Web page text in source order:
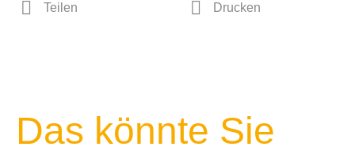
Teilen Drucken
Das könnte Sie